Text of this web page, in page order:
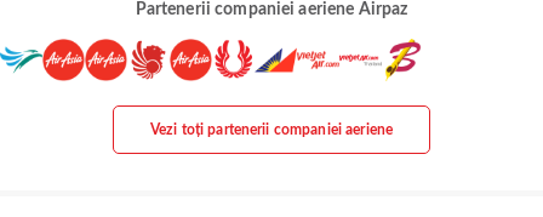
Partenerii companiei aeriene Airpaz
Vezi toți partenerii companiei aeriene